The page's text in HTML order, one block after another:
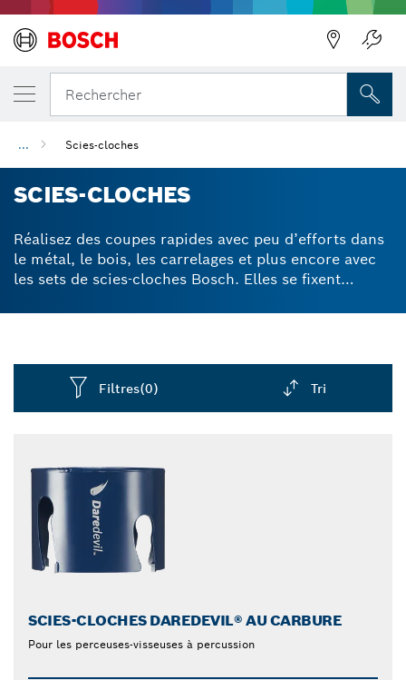
Rechercher
... Scies-cloches
SCIES-CLOCHES
Réalisez des coupes rapides avec peu d’efforts dans
le métal, le bois, les carrelages et plus encore avec
les sets de scies-cloches Bosch. Elles se fixent
pour découper des trous dans de multiples
Filtres(0) Tri
SCIES-CLOCHES DAREDEVIL® AU CARBURE
Pour les perceuses-visseuses à percussion